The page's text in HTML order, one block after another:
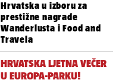
Hrvatska u izboru za
prestižne nagrade
Wanderlusta i Food and
Travela
HRVATSKA LJETNA VEČER
U EUROPA-PARKU!